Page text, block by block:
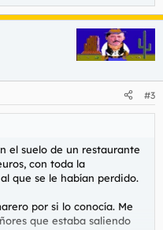
#3
el suelo de un restaurante
con toda la
que se le habían perdido.
por si lo conocía. Me
que estaba saliendo